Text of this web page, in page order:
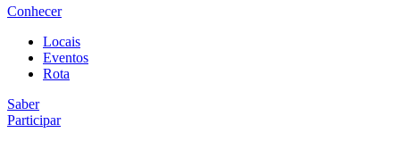
Conhecer
Locais
Eventos
Rota
Saber
Participar